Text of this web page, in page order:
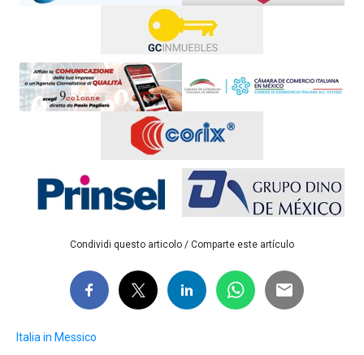
Condividi questo articolo / Comparte este artículo
Italia in Messico